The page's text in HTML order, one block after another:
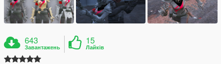
643
Завантажень
15
Лайків